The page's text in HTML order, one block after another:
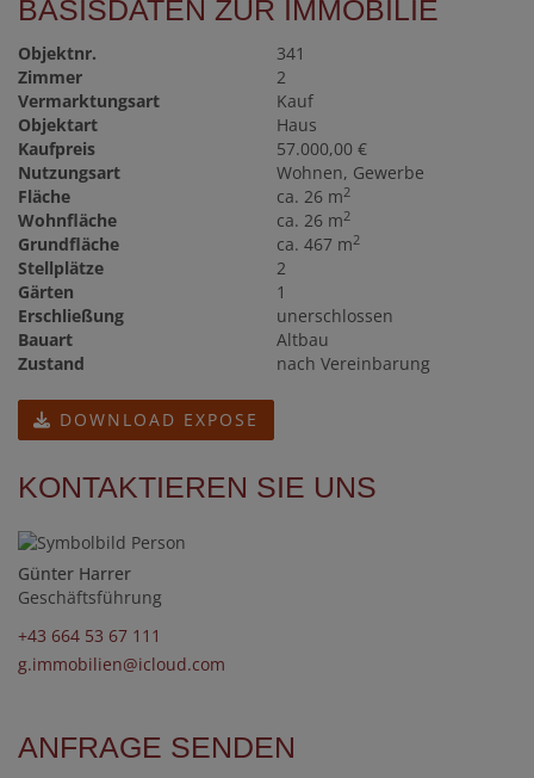
BASISDATEN ZUR IMMOBILIE
Objektnr.
341
Zimmer
2
Vermarktungsart
Kauf
Objektart
Haus
Kaufpreis
57.000,00 €
Nutzungsart
Wohnen Gewerbe
Fläche
ca. 26 m2
Wohnfläche ca. 26 m2
Grundfläche ca. 467 m2
Stellplätze
2
Gärten
1
Erschließung
unerschlossen
Bauart
Altbau
Zustand
nach Vereinbarung
DOWNLOAD EXPOSE
KONTAKTIEREN SIE UNS
Günter Harrer
Geschäftsführung
+43 664 53 67 111
g.immobilien@icloud.com
ANFRAGE SENDEN